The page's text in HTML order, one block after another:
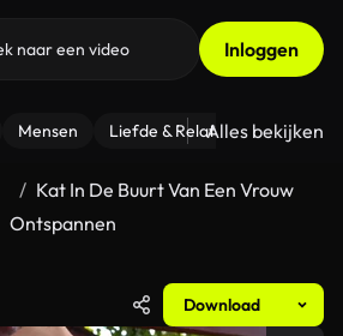
Inloggen
Mensen Liefde & Relaties - Fitness
Alles bekijken
Kat In De Buurt Van Een Vrouw
Ontspannen
Download